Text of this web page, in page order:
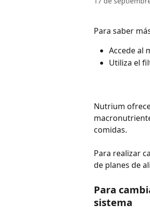
Para saber
Accede al
Utiliza el
Nutrium
comidas.
Para realizar
de planes de
Para
sistema